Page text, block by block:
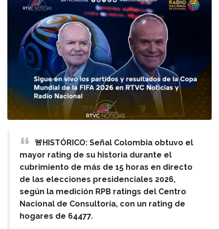
🚨HISTÓRICO: Señal Colombia obtuvo el
mayor rating de su historia durante el
cubrimiento de más de 15 horas en directo
de las elecciones presidenciales 2026,
según la medición RPB ratings del Centro
Nacional de Consultoría, con un rating de
hogares de 64477.